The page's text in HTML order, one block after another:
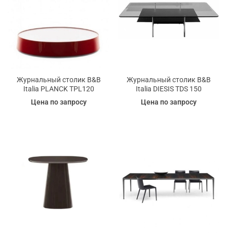
Журнальный столик B&B
Italia PLANCK TPL120
Цена по запросу
Журнальный столик B&B
Italia DIESIS TDS 150
Цена по запросу